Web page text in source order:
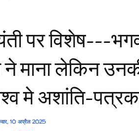
पर विशेष---
ने माना लेकिन
मे अशांति-
10 अप्रैल 2025